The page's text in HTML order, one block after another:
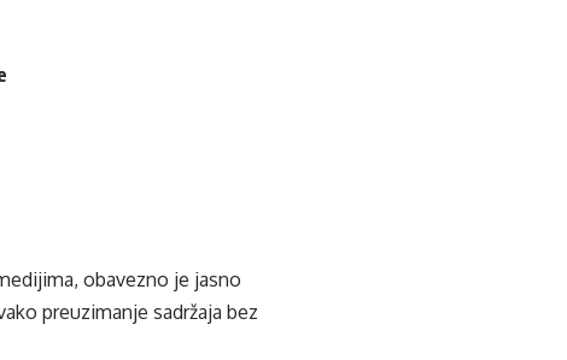
obavezno je jasno
preuzimanje sadržaja bez